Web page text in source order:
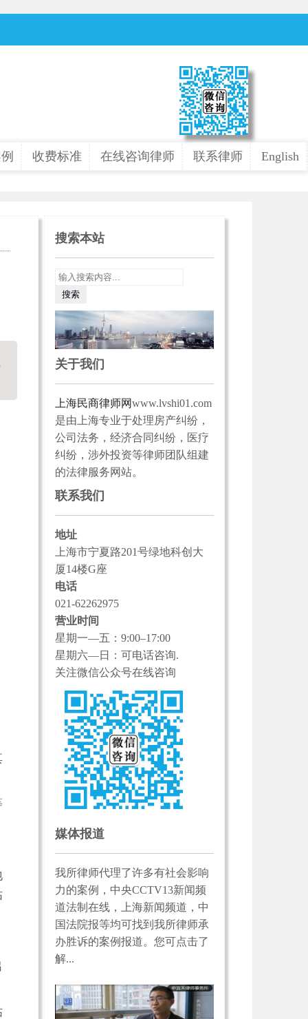
收费标准 在线咨询律师 联系律师 English
搜索本站
关于我们
上海民商律师网www.lvshi01.com
是由上海专业于处理房产纠纷，
公司法务，经济合同纠纷，医疗
纠纷，涉外投资等律师团队组建
的法律服务网站。
联系我们
地址
上海市宁夏路201号绿地科创大
厦14楼G座
电话
021-62262975
营业时间
星期一—五：9:00–17:00
星期六—日：可电话咨询.
关注微信公众号在线咨询
媒体报道
我所律师代理了许多有社会影响
力的案例，中央CCTV13新闻频
道法制在线，上海新闻频道，中
国法院报等均可找到我所律师承
办胜诉的案例报道。您可点击了
解...